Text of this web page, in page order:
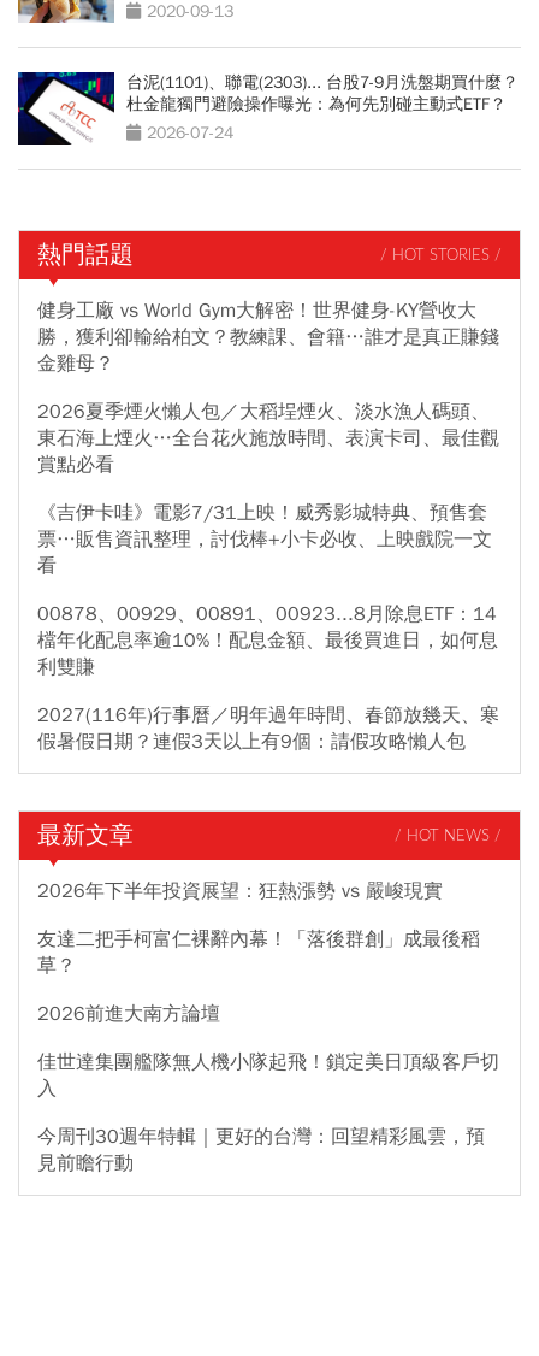
2020-09-13
台泥(1101)、聯電(2303)... 台股7-9月洗盤期買什麼？
杜金龍獨門避險操作曝光：為何先別碰主動式ETF？
2026-07-24
熱門話題 / HOT STORIES /
健身工廠 vs World Gym大解密！世界健身-KY營收大
勝，獲利卻輸給柏文？教練課、會籍…誰才是真正賺錢
金雞母？
2026夏季煙火懶人包／大稻埕煙火、淡水漁人碼頭、
東石海上煙火…全台花火施放時間、表演卡司、最佳觀
賞點必看
《吉伊卡哇》電影7/31上映！威秀影城特典、預售套
票…販售資訊整理，討伐棒+小卡必收、上映戲院一文
看
00878、00929、00891、00923...8月除息ETF：14
檔年化配息率逾10%！配息金額、最後買進日，如何息
利雙賺
2027(116年)行事曆／明年過年時間、春節放幾天、寒
假暑假日期？連假3天以上有9個：請假攻略懶人包
最新文章 / HOT NEWS /
2026年下半年投資展望：狂熱漲勢 vs 嚴峻現實
友達二把手柯富仁裸辭內幕！「落後群創」成最後稻
草？
2026前進大南方論壇
佳世達集團艦隊無人機小隊起飛！鎖定美日頂級客戶切
入
今周刊30週年特輯｜更好的台灣：回望精彩風雲，預
見前瞻行動